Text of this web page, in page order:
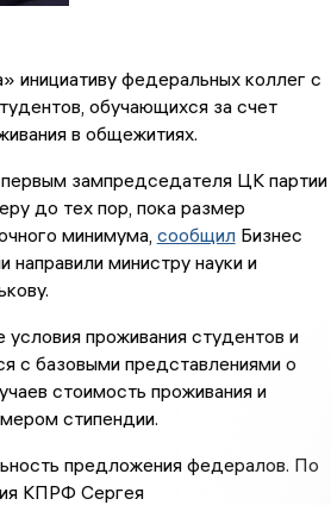
инициативу федеральных коллег с
обучающихся за счет
в общежитиях.
зампредседателя ЦК партии
до тех пор, пока размер
минимума, сообщилБизнес
министру науки и
проживания студентов и
с базовыми представлениями о
стоимость проживания и
стипендии.
предложения федералов. По
КПРФ Сергея